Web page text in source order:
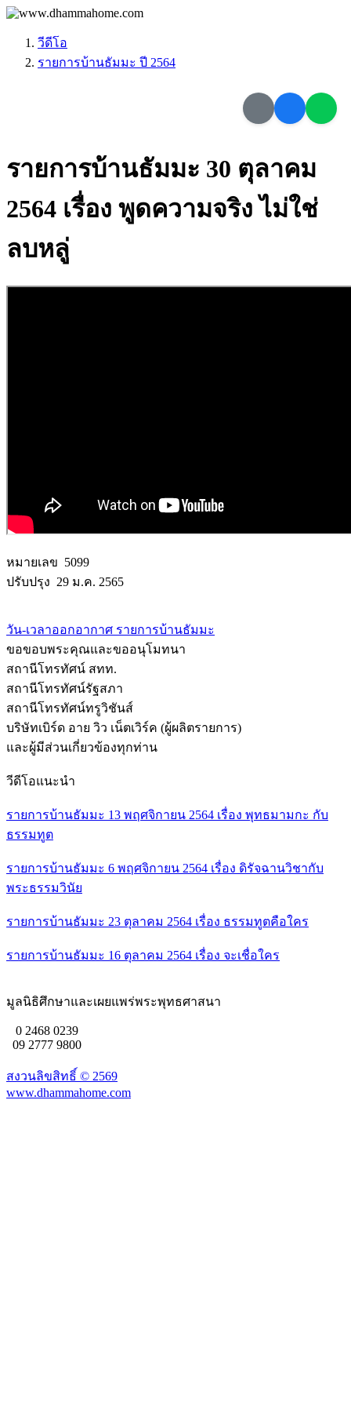
วีดีโอ
รายการบ้านธัมมะ ปี 2564
รายการบ้านธัมมะ 30 ตุลาคม
2564 เรื่อง พูดความจริง ไม่ใช่
ลบหลู่
หมายเลข 5099
ปรับปรุง 29 ม.ค. 2565
วัน-เวลาออกอากาศ รายการบ้านธัมมะ
ขอขอบพระคุณและขออนุโมทนา
สถานีโทรทัศน์ สทท.
สถานีโทรทัศน์รัฐสภา
สถานีโทรทัศน์ทรูวิชันส์
บริษัทเบิร์ด อาย วิว เน็ตเวิร์ค (ผู้ผลิตรายการ)
และผู้มีส่วนเกี่ยวข้องทุกท่าน
วีดีโอแนะนำ
รายการบ้านธัมมะ 13 พฤศจิกายน 2564 เรื่อง พุทธมามกะ กับ
ธรรมทูต
รายการบ้านธัมมะ 6 พฤศจิกายน 2564 เรื่อง ดิรัจฉานวิชากับ
พระธรรมวินัย
รายการบ้านธัมมะ 23 ตุลาคม 2564 เรื่อง ธรรมทูตคือใคร
รายการบ้านธัมมะ 16 ตุลาคม 2564 เรื่อง จะเชื่อใคร
มูลนิธิศึกษาและเผยแพร่พระพุทธศาสนา
0 2468 0239
09 2777 9800
สงวนลิขสิทธิ์ © 2569
www.dhammahome.com